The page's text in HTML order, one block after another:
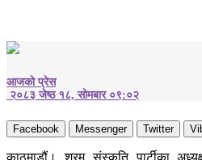
आजको प्रेस
२०८३ जेष्ठ १८, सोमबार ०९:०२
Facebook Messenger Twitter